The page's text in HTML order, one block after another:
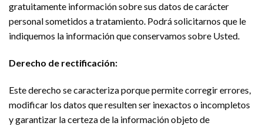
gratuitamente información sobre sus datos de carácter
personal sometidos a tratamiento. Podrá solicitarnos que le
indiquemos la información que conservamos sobre Usted.
Derecho de rectificación:
Este derecho se caracteriza porque permite corregir errores,
modificar los datos que resulten ser inexactos o incompletos
y garantizar la certeza de la información objeto de